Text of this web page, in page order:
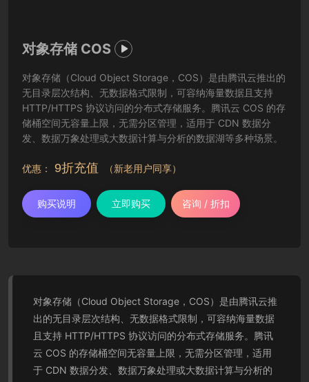
对象存储 COS 
对象存储（Cloud Object Storage，COS）是由腾讯云推出的
无目录层次结构、无数据格式限制，可容纳海量数据且支持
HTTP/HTTPS 协议访问的分布式存储服务。腾讯云 COS 的存
储桶空间无容量上限，无需分区管理，适用于 CDN 数据分
发、数据万象处理或大数据计算与分析的数据湖等多种场景。
优惠： 9折充值 （新老用户同享）
购买说明 立即购买 咨询 / 折扣
对象存储（Cloud Object Storage，COS）是由腾讯云推
出的无目录层次结构、无数据格式限制，可容纳海量数据
且支持 HTTP/HTTPS 协议访问的分布式存储服务。腾讯
云 COS 的存储桶空间无容量上限，无需分区管理，适用
于 CDN 数据分发、数据万象处理或大数据计算与分析的